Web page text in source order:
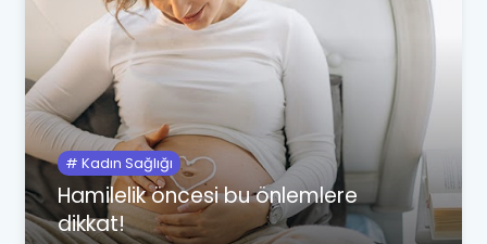
Kadın Sağlığı
Hamilelik öncesi bu önlemlere
dikkat!